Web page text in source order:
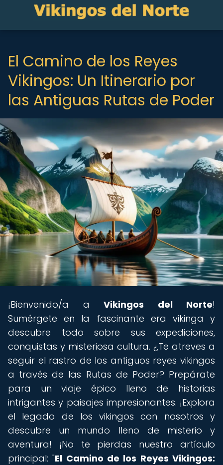
El Camino de los Reyes
Vikingos: Un Itinerario por
las Antiguas Rutas de Poder
¡Bienvenido/a a Vikingos del Norte!
Sumérgete en la fascinante era vikinga y
descubre todo sobre sus expediciones,
conquistas y misteriosa cultura. ¿Te atreves a
seguir el rastro de los antiguos reyes vikingos
a través de las Rutas de Poder? Prepárate
para un viaje épico lleno de historias
intrigantes y paisajes impresionantes. ¡Explora
el legado de los vikingos con nosotros y
descubre un mundo lleno de misterio y
aventura! ¡No te pierdas nuestro artículo
principal: "El Camino de los Reyes Vikingos: